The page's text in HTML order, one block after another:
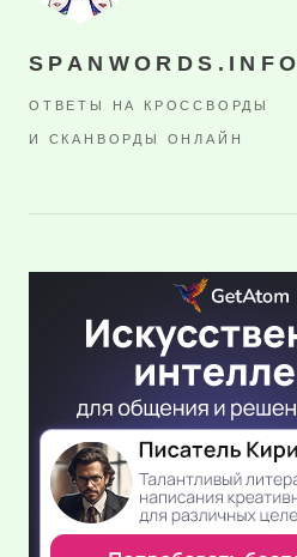
SPANWORDS.INFO
ОТВЕТЫ НА КРОССВОРДЫ
И СКАНВОРДЫ ОНЛАЙН